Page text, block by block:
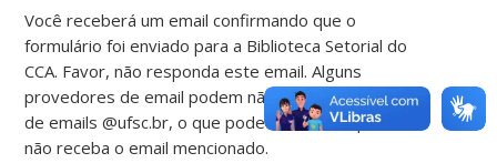
Você receberá um email confirmando que o
formulário foi enviado para a Biblioteca Setorial do
CCA. Favor, não responda este email. Alguns
provedores de email podem não permitir a entrada
de emails @ufsc.br, o que pode fazer com que você
não receba o email mencionado.